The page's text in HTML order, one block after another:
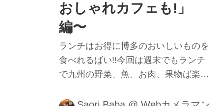
おしゃれカフェも!」
編〜
ランチはお得に博多のおいしいものを
食べれるばい!!今回は週末でもランチ
で九州の野菜、魚、お肉、果物ば楽し
ポート：馬場さおり